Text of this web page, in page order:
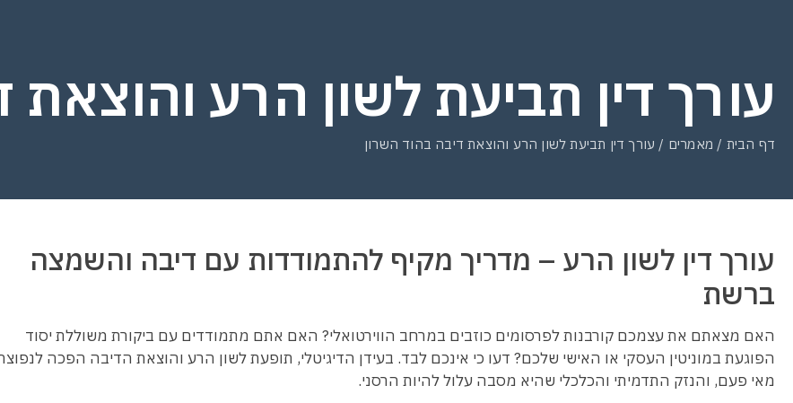
עורך דין תביעת לשון הרע והוצאת
דף הבית / מאמרים / עורך דין תביעת לשון הרע והוצאת דיבה בהוד השרון
עורך דין לשון הרע – מדריך מקיף להתמודדות עם דיבה והשמצה
ברשת
האם מצאתם את עצמכם קורבנות לפרסומים כוזבים במרחב הווירטואלי? האם אתם מתמודדים עם ביקורת משוללת יסוד
הפוגעת במוניטין העסקי או האישי שלכם? דעו כי אינכם לבד. בעידן הדיגיטלי, תופעת לשון הרע והוצאת הדיבה הפכה
מאי פעם, והנזק התדמיתי והכלכלי שהיא מסבה עלול להיות הרסני.